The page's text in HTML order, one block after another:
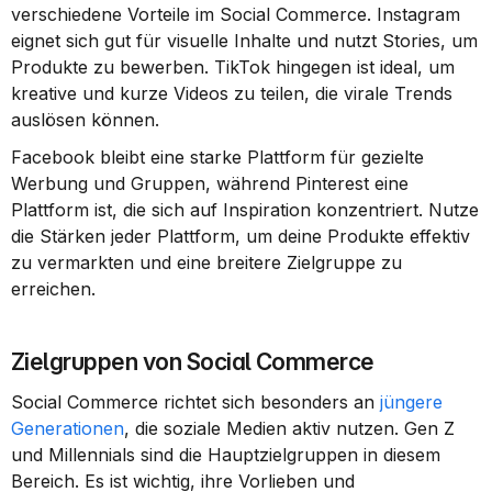
verschiedene Vorteile im Social Commerce. Instagram
eignet sich gut für visuelle Inhalte und nutzt Stories, um
Produkte zu bewerben. TikTok hingegen ist ideal, um
kreative und kurze Videos zu teilen, die virale Trends
auslösen können.
Facebook bleibt eine starke Plattform für gezielte
Werbung und Gruppen, während Pinterest eine
Plattform ist, die sich auf Inspiration konzentriert. Nutze
die Stärken jeder Plattform, um deine Produkte effektiv
zu vermarkten und eine breitere Zielgruppe zu
erreichen.
Zielgruppen von Social Commerce
Social Commerce richtet sich besonders an jüngere
Generationen, die soziale Medien aktiv nutzen. Gen Z
und Millennials sind die Hauptzielgruppen in diesem
Bereich. Es ist wichtig, ihre Vorlieben und